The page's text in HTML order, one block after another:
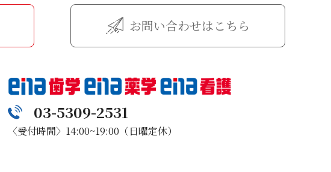
お問い合わせはこちら
03-5309-2531
〈受付時間〉14:00~19:00（日曜定休）